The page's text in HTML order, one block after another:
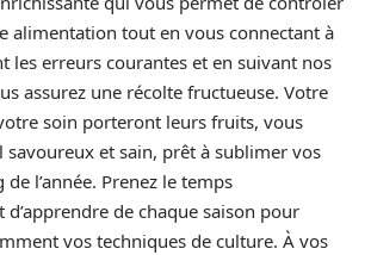
alimentation tout en vous connectant à
les erreurs courantes et en suivant nos
assurez une récolte fructueuse. Votre
soin porteront leurs fruits, vous
et sain, prêt à sublimer vos
l’année. Prenez le temps
d’apprendre de chaque saison pour
vos techniques de culture. À vos